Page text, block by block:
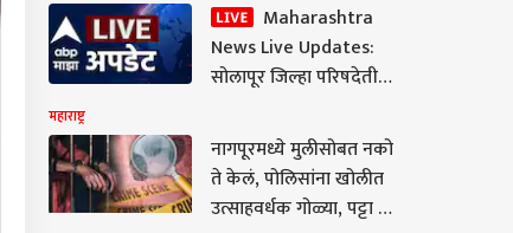
Maharashtra
News Live Updates:
सोलापूर जिल्हा परिषदेतील
राष्ट्रवादी शरद पवार गट
आणि संभाजी ब्रिगेडचा
विरोध
महाराष्ट्र
नागपूरमध्ये मुलीसोबत नको
ते केलं, पोलिसांना खोलीत
उत्साहवर्धक गोळ्या, पट्टा अन्